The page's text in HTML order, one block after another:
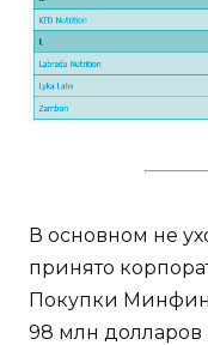
В основном не
принято
Покупки
98 млн долларов